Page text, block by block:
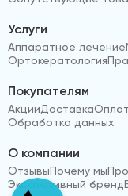
Услуги
Аппаратное лечение
Ортокератология
Покупателям
АкцииДоставка
Обработка данных
О компании
ОтзывыПочему мы
Эксклюзивный бренд